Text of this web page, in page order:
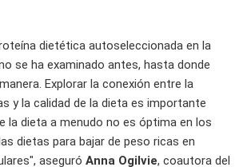
dietética autoseleccionada en la
se ha examinado antes, hasta donde
Explorar la conexión entre la
y la calidad de la dieta es importante
la dieta a menudo no es óptima en los
dietas para bajar de peso ricas en
aseguró Anna Ogilvie, coautora del